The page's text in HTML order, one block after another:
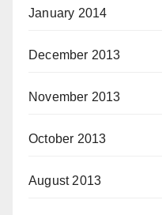
January 2014
December 2013
November 2013
October 2013
August 2013